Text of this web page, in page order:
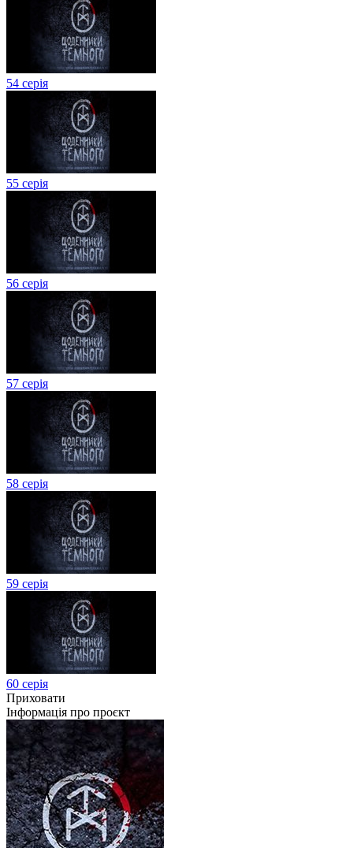
54 серія
55 серія
56 серія
57 серія
58 серія
59 серія
60 серія
Приховати
Інформація про проєкт